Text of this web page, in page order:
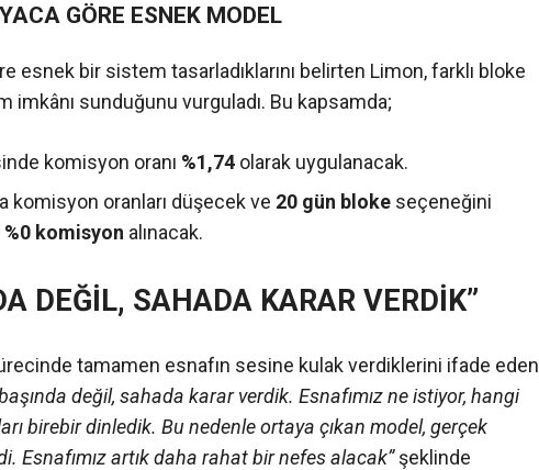
GÖRE ESNEK MODEL
esnek bir sistem tasarladıklarını belirten Limon, farklı bloke
sunduğunu vurguladı. Bu kapsamda;
komisyon oranı %1,74 olarak uygulanacak.
komisyon oranları düşecek ve 20 gün bloke seçeneğini
%0 komisyon alınacak.
DEĞİL, SAHADA KARAR VERDİK”
tamamen esnafın sesine kulak verdiklerini ifade eden
değil, sahada karar verdik. Esnafımız ne istiyor, hangi
birebir dinledik. Bu nedenle ortaya çıkan model, gerçek
Esnafımız artık daha rahat bir nefes alacak”şeklinde